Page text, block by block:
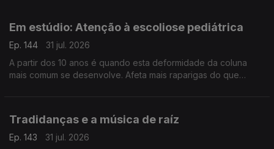
Em estúdio: Atenção à escoliose pediátrica
Ep. 144
31 jul. 2026
A partir dos 10 anos é quando esta deformidade da coluna
mais comum se desenvolve. Afeta mais raparigas do que
Tradidanças e a música de raíz
Ep. 143
31 jul. 2026